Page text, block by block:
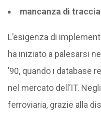
mancanza di
L’esigenza di
ha iniziato a palesarsi
’90, quando i database
nel mercato dell’IT.
ferroviaria, grazie alla